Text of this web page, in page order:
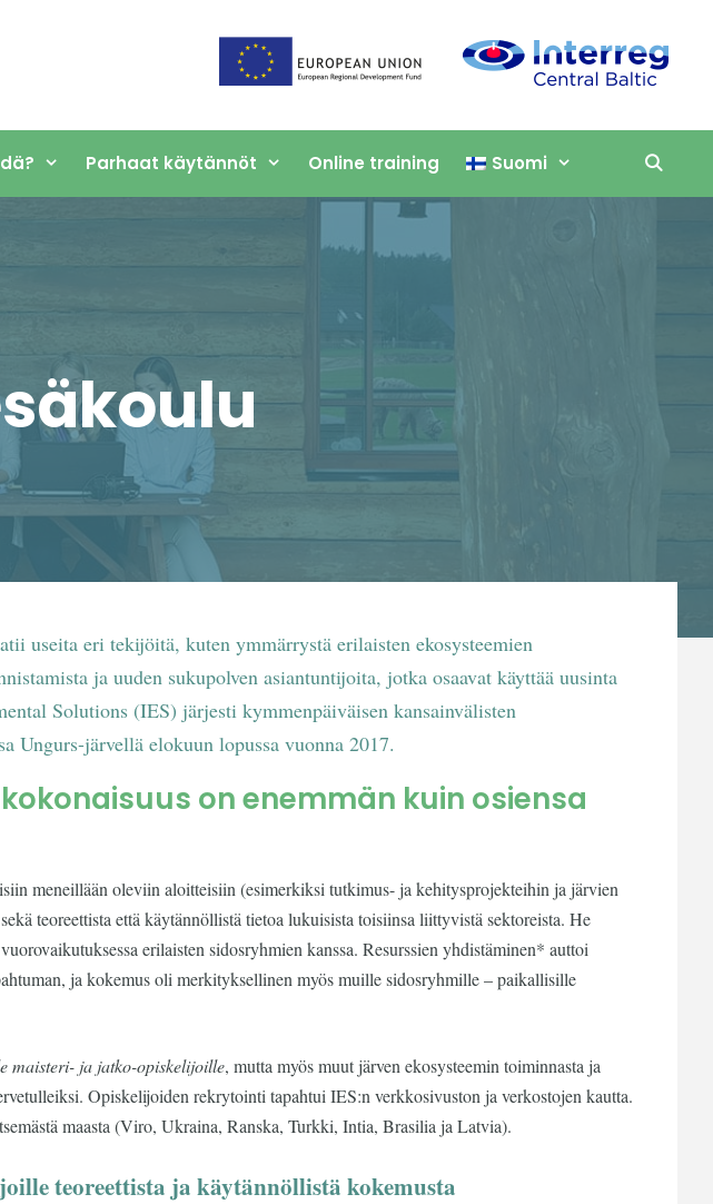
Parhaat käytännöt Online training Suomi
useita eri tekijöitä, kuten ymmärrystä erilaisten ekosysteemien
ja uuden sukupolven asiantuntijoita, jotka osaavat käyttää uusinta
Solutions (IES) järjesti kymmenpäiväisen kansainvälisten
Ungurs-järvellä elokuun lopussa vuonna 2017.
on enemmän kuin osiensa
meneillään oleviin aloitteisiin (esimerkiksi tutkimus- ja kehitysprojekteihin ja järvien
teoreettista että käytännöllistä tietoa lukuisista toisiinsa liittyvistä sektoreista. He
erilaisten sidosryhmien kanssa. Resurssien yhdistäminen* auttoi
ja kokemus oli merkityksellinen myös muille sidosryhmille – paikallisille
maisteri- ja jatko-opiskelijoille, mutta myös muut järven ekosysteemin toiminnasta ja
Opiskelijoiden rekrytointi tapahtui IES:n verkkosivuston ja verkostojen kautta.
maasta (Viro, Ukraina, Ranska, Turkki, Intia, Brasilia ja Latvia).
teoreettista ja käytännöllistä kokemusta